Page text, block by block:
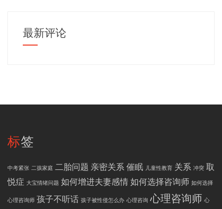
最新评论
标签
中考紧张 二孩家庭 二胎问题 亲密关系催眠 儿童性教育 关系 冲突 取
悦症 大宝情绪问题 如何增进夫妻感情如何选择咨询师 如何选择
心理咨询师 孩子不听话 孩子被性侵怎么办 心理咨询 心理咨询师 心